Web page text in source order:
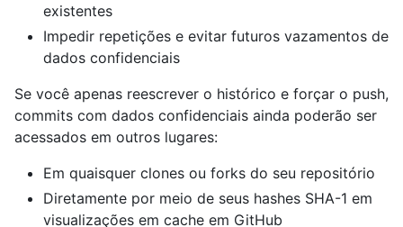
existentes
Impedir repetições e evitar futuros vazamentos de
dados confidenciais
Se você apenas reescrever o histórico e forçar o push,
commits com dados confidenciais ainda poderão ser
acessados em outros lugares:
Em quaisquer clones ou forks do seu repositório
Diretamente por meio de seus hashes SHA-1 em
visualizações em cache em GitHub